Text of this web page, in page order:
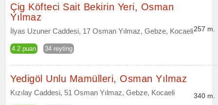
Çig Köfteci Sait Bekirin Yeri, Osman
Yılmaz
İlyas Uzuner Caddesi, 17 Osman Yılmaz, Gebze, Kocaeli
4.2 puan 34 reyting
257 m.
Yedigöl Unlu Mamülleri, Osman Yılmaz
Kızılay Caddesi, 51 Osman Yılmaz, Gebze, Kocaeli 340 m.